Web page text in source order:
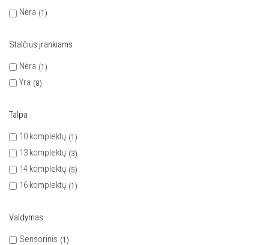
Nėra
1
Stalčius įrankiams
Nėra
1
Yra 8
Talpa
10 komplektų
1
13 komplektų 3
14 komplektų 5
16 komplektų 1
Valdymas
Sensorinis
1